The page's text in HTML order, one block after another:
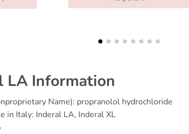
LA Information
Name): propranolol hydrochloride
in Italy: Inderal LA, Inderal XL